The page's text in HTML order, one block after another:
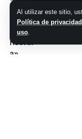
Al utilizar este sitio,
Política de privacidad
uso.